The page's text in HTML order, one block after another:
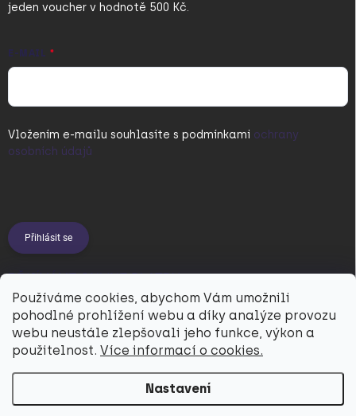
Používáme cookies, abychom Vám umožnili
pohodlné prohlížení webu a díky analýze provozu
webu neustále zlepšovali jeho funkce, výkon a
použitelnost. Více informací o cookies.
Nastavení
jeden voucher v hodnotě 500 Kč.
E-MAIL
Vložením e-mailu souhlasíte s podmínkami ochrany
osobních údajů
Přihlásit se
PŘIJÍMÁME ONLINE PLATBY